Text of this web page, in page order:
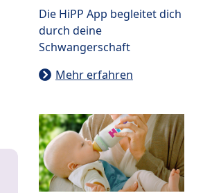
Die HiPP App begleitet dich
durch deine
Schwangerschaft
Mehr erfahren